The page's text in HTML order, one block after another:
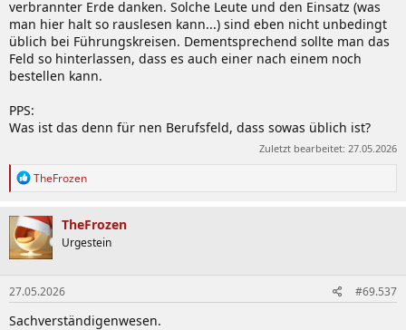
verbrannter Erde danken. Solche Leute und den Einsatz (was
man hier halt so rauslesen kann...) sind eben nicht unbedingt
üblich bei Führungskreisen. Dementsprechend sollte man das
Feld so hinterlassen, dass es auch einer nach einem noch
bestellen kann.
PPS:
Was ist das denn für nen Berufsfeld, dass sowas üblich ist?
Zuletzt bearbeitet: 27.05.2026
R
k
t
i
o
n
e
n
:
TheFrozen
TheFrozen
Urgestein
27.05.2026 #69.537
Sachverständigenwesen.